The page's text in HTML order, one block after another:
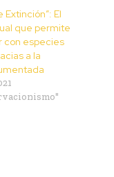
Extinción”: El
que permite
con especies
a la